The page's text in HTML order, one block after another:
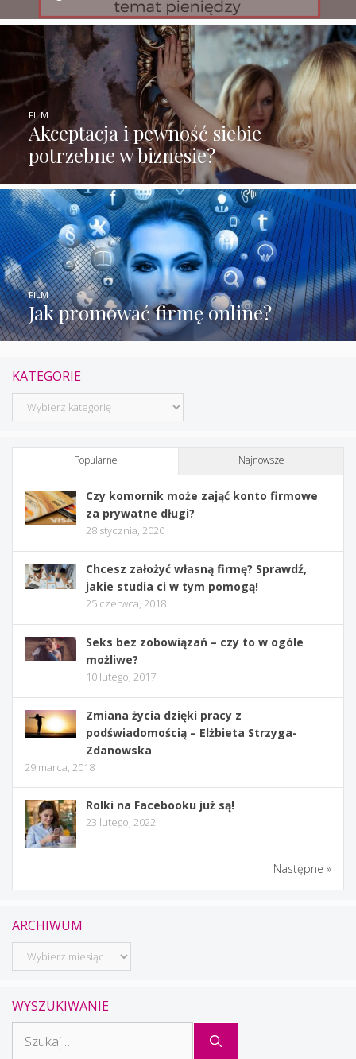
Akceptacja i pewność siebie
potrzebne w biznesie?
FILM
Jak promować firmę online?
FILM
KATEGORIE
Kategorie
Popularne Najnowsze
Czy komornik może zająć konto firmowe
za prywatne długi?
28 stycznia, 2020
Chcesz założyć własną firmę? Sprawdź,
jakie studia ci w tym pomogą!
25 czerwca, 2018
Seks bez zobowiązań – czy to w ogóle
możliwe?
10 lutego, 2017
Zmiana życia dzięki pracy z
podświadomością – Elżbieta Strzyga-
Zdanowska
29 marca, 2018
Rolki na Facebooku już są!
23 lutego, 2022
Następne »
ARCHIWUM
Archiwum
WYSZUKIWANIE